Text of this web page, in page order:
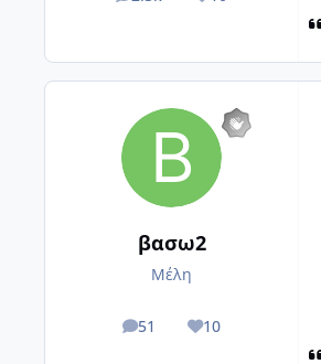
βασω2
Μέλη
51
posts 10
Reputation